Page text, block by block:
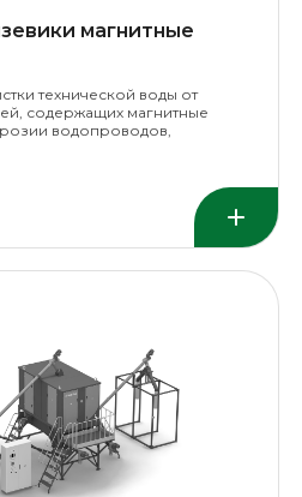
магнитные
технической воды от
содержащих магнитные
водопроводов,